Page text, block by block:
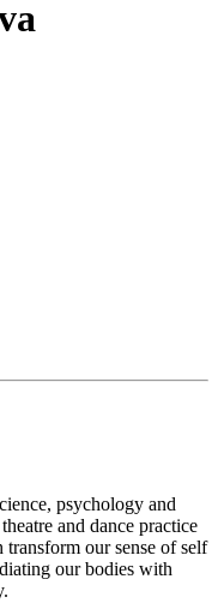
psychology and
and dance practice
our sense of self
our bodies with